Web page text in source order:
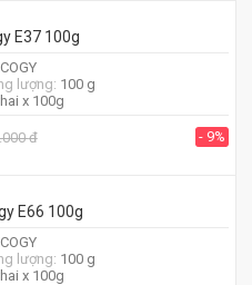
E37 100g
lượng: 100 g
x 100g
đ - 9%
E66 100g
lượng: 100 g
x 100g